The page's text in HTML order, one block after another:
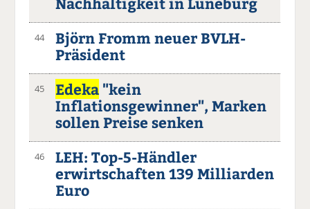
44
Björn Fromm neuer BVLH-
Präsident
45 Edeka "kein
Inflationsgewinner", Marken
sollen Preise senken
46
LEH: Top-5-Händler
erwirtschaften 139 Milliarden
Euro